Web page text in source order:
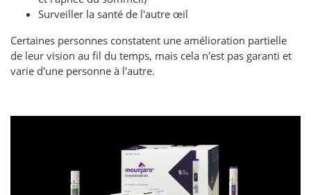
Surveiller la santé de l'autre œil
Certaines personnes constatent une amélioration partielle
de leur vision au fil du temps, mais cela n'est pas garanti et
varie d'une personne à l'autre.